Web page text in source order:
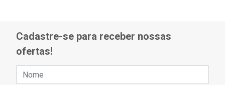
Cadastre-se para receber nossas
ofertas!